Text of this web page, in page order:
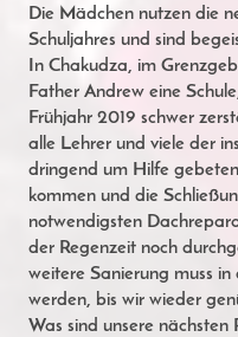
Die Mädchen nutzen die
Schuljahres und sind
In Chakudza, im
Father Andrew eine
Frühjahr 2019 schwer
alle Lehrer und viele der
dringend um Hilfe
kommen und die
notwendigsten
der Regenzeit noch
weitere Sanierung muss
werden, bis wir wieder
Was sind unsere nächsten